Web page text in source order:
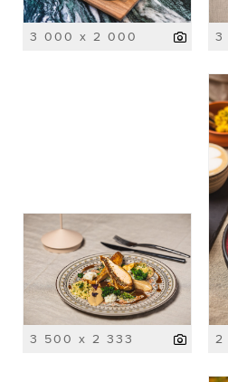
3 000 x 2 000 3
3 500 x 2 333 2